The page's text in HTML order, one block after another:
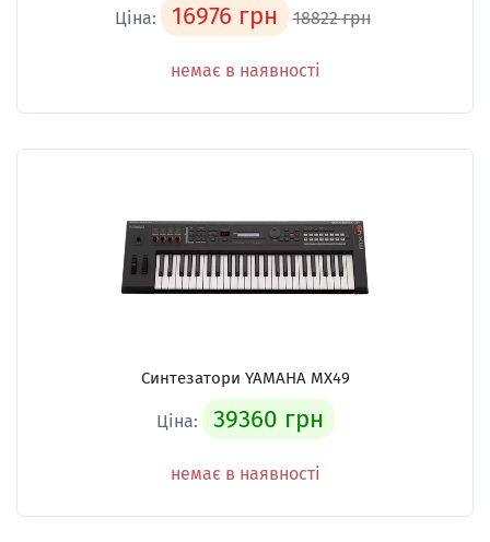
Ціна: 16976 грн 18822 грн
немає в наявності
Синтезатори YAMAHA MX49
Ціна: 39360 грн
немає в наявності